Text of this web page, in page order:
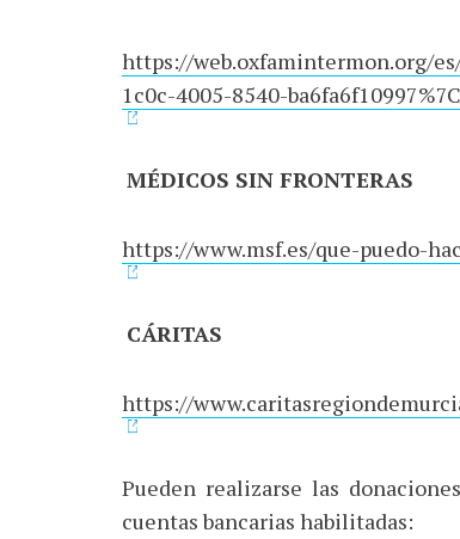
https://web.oxfamintermon.org/
1c0c-4005-8540-
MÉDICOS SIN FRONTERAS
https://www.msf.es/que-puedo-
CÁRITAS
https://
Pueden realizarse las
cuentas bancarias habilitadas: